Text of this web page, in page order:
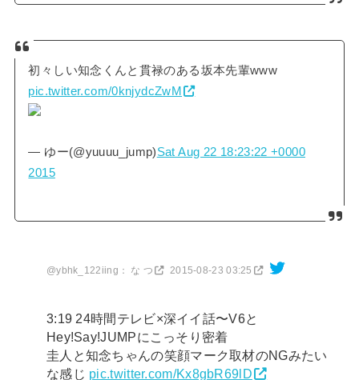
初々しい知念くんと貫禄のある坂本先輩www
pic.twitter.com/0knjydcZwM
— ゆー(@yuuuu_jump)Sat Aug 22 18:23:22 +0000
2015
@ybhk_122iing： な つ 2015-08-23 03:25
3:19 24時間テレビ×深イイ話〜V6と
Hey!Say!JUMPにこっそり密着
圭人と知念ちゃんの笑顔マーク取材のNGみたい
な感じ pic.twitter.com/Kx8gbR69lD